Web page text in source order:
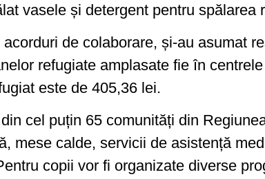
vasele și detergent pentru spălarea
de colaborare, și-au asumat
refugiate amplasate fie în
este de 405,36 lei.
cel puțin 65 comunități din
mese calde, servicii de asistență
copii vor fi organizate diverse